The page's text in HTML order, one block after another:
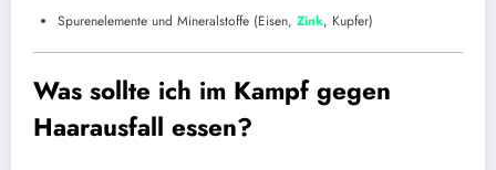
Spurenelemente und Mineralstoffe (Eisen, Zink, Kupfer)
Was sollte ich im Kampf gegen
Haarausfall essen?